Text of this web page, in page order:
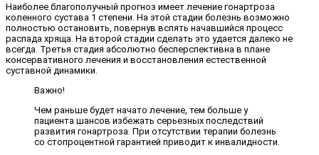
Наиболее благополучный прогноз имеет лечение гонартроза
коленного сустава 1 степени. На этой стадии болезнь возможно
полностью остановить, повернув вспять начавшийся процесс
распада хряща. На второй стадии сделать это удается далеко не
всегда. Третья стадия абсолютно бесперспективна в плане
консервативного лечения и восстановления естественной
суставной динамики.
Важно!
Чем раньше будет начато лечение, тем больше у
пациента шансов избежать серьезных последствий
развития гонартроза. При отсутствии терапии болезнь
со стопроцентной гарантией приводит к инвалидности.